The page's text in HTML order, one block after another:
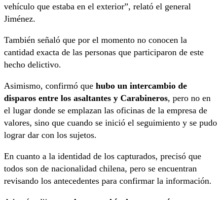
vehículo que estaba en el exterior”, relató el general
Jiménez.
También señaló que por el momento no conocen la
cantidad exacta de las personas que participaron de este
hecho delictivo.
Asimismo, confirmó que hubo un intercambio de
disparos entre los asaltantes y Carabineros, pero no en
el lugar donde se emplazan las oficinas de la empresa de
valores, sino que cuando se inició el seguimiento y se pudo
lograr dar con los sujetos.
En cuanto a la identidad de los capturados, precisó que
todos son de nacionalidad chilena, pero se encuentran
revisando los antecedentes para confirmar la información.